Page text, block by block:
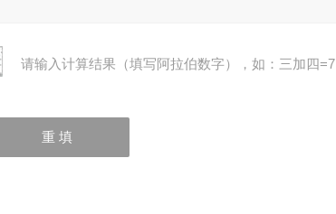
请输入计算结果（填写阿拉伯数字），如：三加四=7